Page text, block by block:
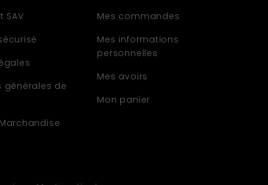
SAV
générales de
Mes commandes
Mes informations
personnelles
Mes avoirs
Mon panier